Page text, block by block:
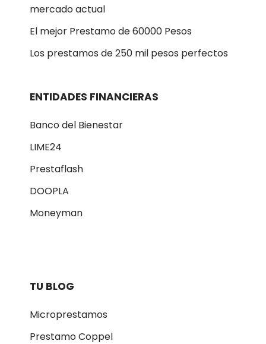
mercado actual
El mejor Prestamo de 60000 Pesos
Los prestamos de 250 mil pesos perfectos
ENTIDADES FINANCIERAS
Banco del Bienestar
LIME24
Prestaflash
DOOPLA
Moneyman
TU BLOG
Microprestamos
Prestamo Coppel